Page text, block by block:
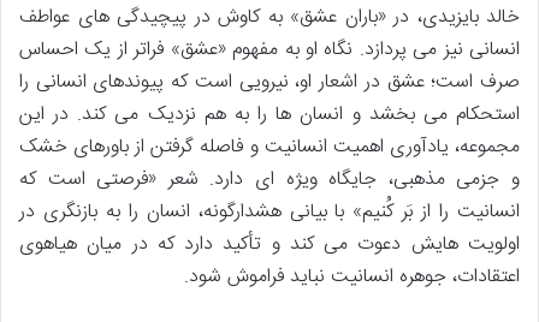
خالد بایزیدی، در «باران عشق» به کاوش در پیچیدگی های عواطف
انسانی نیز می پردازد. نگاه او به مفهوم «عشق» فراتر از یک احساس
صرف است؛ عشق در اشعار او، نیرویی است که پیوندهای انسانی را
استحکام می بخشد و انسان ها را به هم نزدیک می کند. در این
مجموعه، یادآوری اهمیت انسانیت و فاصله گرفتن از باورهای خشک
و جزمی مذهبی، جایگاه ویژه ای دارد. شعر «فرصتی است که
انسانیت را از بَر کُنیم» با بیانی هشدارگونه، انسان را به بازنگری در
اولویت هایش دعوت می کند و تأکید دارد که در میان هیاهوی
اعتقادات، جوهره انسانیت نباید فراموش شود.